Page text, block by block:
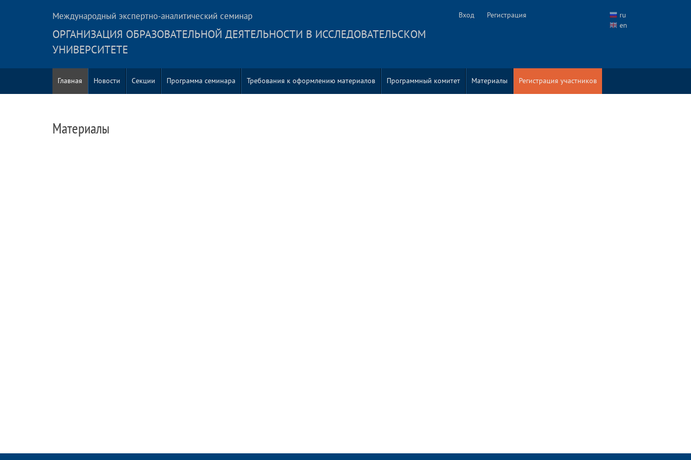
Международный экспертно-аналитический семинар
ОРГАНИЗАЦИЯ ОБРАЗОВАТЕЛЬНОЙ ДЕЯТЕЛЬНОСТИ В ИССЛЕДОВАТЕЛЬСКОМ
УНИВЕРСИТЕТЕ
Вход Регистрация
ru
en
Главная Новости Секции Программа семинара Требования к оформлению материалов Программный комитет Материалы Регистрация участников
Материалы